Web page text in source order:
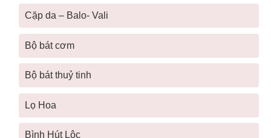
Cặp da – Balo- Vali
Bộ bát cơm
Bộ bát thuỷ tinh
Lọ Hoa
Bình Hút Lộc